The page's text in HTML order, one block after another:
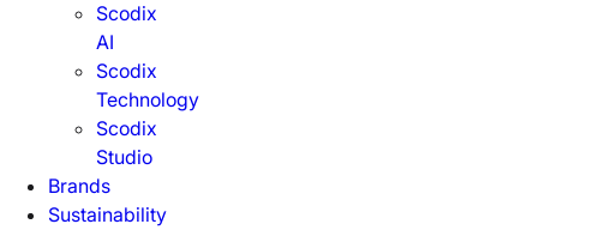
Scodix
AI
Scodix
Technology
Scodix
Studio
Brands
Sustainability